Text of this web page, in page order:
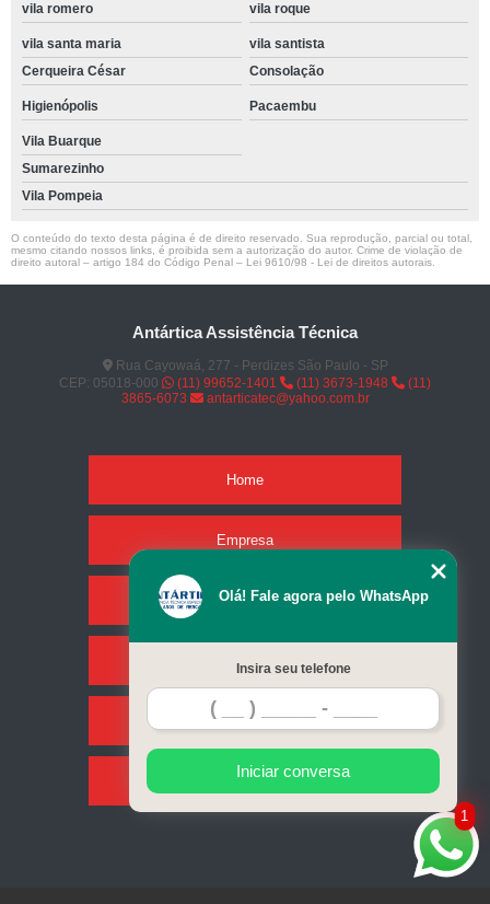
vila romero vila roque
vila santa maria
vila santista
Cerqueira César
Consolação
Higienópolis Pacaembu
Vila Buarque
Sumarezinho
Vila Pompeia
O conteúdo do texto desta página é de direito reservado. Sua reprodução, parcial ou total,
mesmo citando nossos links, é proibida sem a autorização do autor. Crime de violação de
direito autoral – artigo 184 do Código Penal – Lei 9610/98 - Lei de direitos autorais
Antártica Assistência Técnica
Rua Cayowaá, 277 - Perdizes São Paulo - SP
CEP: 05018-000
(11) 99652-1401 (11) 3673-1948
(11)
3865-6073
antarticatec@yahoo.com.br
Home
Empresa
Missão
Serviços
Contato
Mapa do site
1
Olá! Fale agora pelo WhatsApp
Insira seu telefone
Iniciar conversa